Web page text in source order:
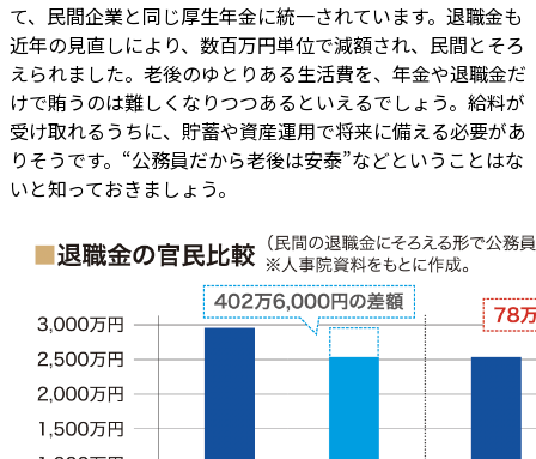
て、民間企業と同じ厚生年金に統一されています。退職金も
近年の見直しにより、数百万円単位で減額され、民間とそろ
えられました。老後のゆとりある生活費を、年金や退職金だ
けで賄うのは難しくなりつつあるといえるでしょう。給料が
受け取れるうちに、貯蓄や資産運用で将来に備える必要があ
りそうです。“公務員だから老後は安泰”などということはな
いと知っておきましょう。